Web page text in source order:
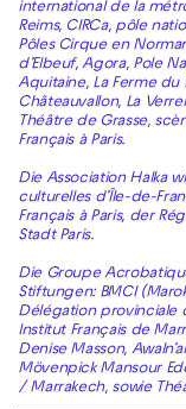
international de la
Reims, CIRCa, pôle
Pôles Cirque en
d’Elbeuf, Agora, Pole
Aquitaine, La Ferme du
Châteauvallon, La
Théâtre de Grasse,
Français à Paris.
Die Association Halka
culturelles d’Île-de-
Français à Paris, der
Stadt Paris.
Die Groupe
Stiftungen: BMCI
Délégation provinciale
Institut Français de
Denise Masson,
Mövenpick Mansour
/ Marrakech, sowie